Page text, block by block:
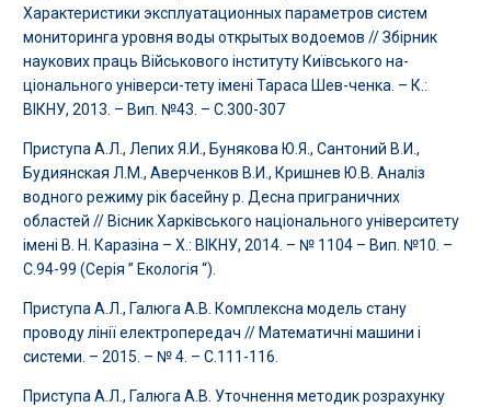
Характеристики эксплуатационных параметров систем
мониторинга уровня воды открытых водоемов // Збірник
наукових праць Військового інституту Київського на-
ціонального універси-тету імені Тараса Шев-ченка. – К.:
ВІКНУ, 2013. – Вип. №43. – С.300-307
Приступа А.Л., Лепих Я.И., Бунякова Ю.Я., Сантоний В.И.,
Будиянская Л.М., Аверченков В.И., Кришнев Ю.В. Аналіз
водного режиму рік басейну р. Десна приграничних
областей // Вісник Харківського національного університету
імені В. Н. Каразіна – Х.: ВІКНУ, 2014. – № 1104 – Вип. №10. –
С.94-99 (Серія ” Екологія “).
Приступа А.Л., Галюга А.В. Комплексна модель стану
проводу лінії електропередач // Математичні машини і
системи. – 2015. – № 4. – С.111-116.
Приступа А.Л., Галюга А.В. Уточнення методик розрахунку